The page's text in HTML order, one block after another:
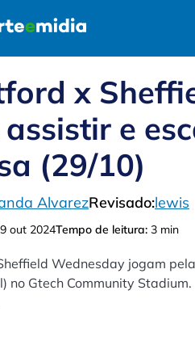
x
e
(29/10)
AlvarezRevisado:lewis
out 2024Tempo de leitura: 3 min
Wednesday jogam
no Gtech Community Stadium.